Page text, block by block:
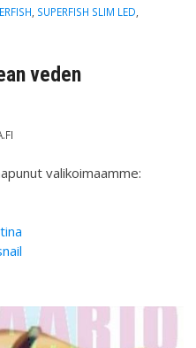
SUPERFISH SLIM LED
veden
valikoimaamme: